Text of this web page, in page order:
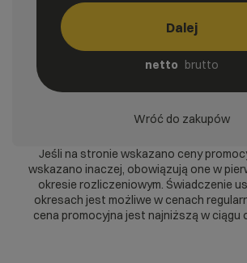
Dalej
netto brutto
Wróć do zakupów
Jeśli na stronie wskazano ceny
wskazano inaczej, obowiązują one w
okresie rozliczeniowym. Świadczenie
okresach jest możliwe w cenach
cena promocyjna jest najniższą w ciągu